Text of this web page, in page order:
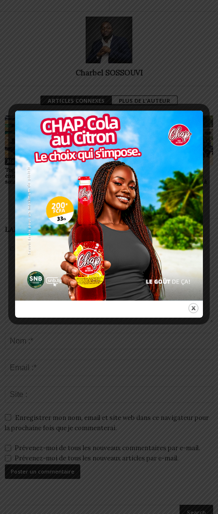
Charbel SOSSOUVI
ARTICLES CONNEXES PLUS DE L'AUTEUR
Non classé
Togo/ Boissons
énergisantes: l’État tire la
sonnette d’alarme
Non classé
Togo/ Rentrée scolaire
2026-2027: consultez la
liste officielle des écoles
autorisées
Non classé
ESSAL 2026 : les
admissibles convoqués
pour la visite médicale à
Lomé
LAISSER UN COMMENTAIRE
Enregistrer mon nom, email et site web dans ce navigateur pour
la prochaine fois que je commenterai.
Prévenez-moi de tous les nouveaux commentaires par e-mail.
Prévenez-moi de tous les nouveaux articles par e-mail.